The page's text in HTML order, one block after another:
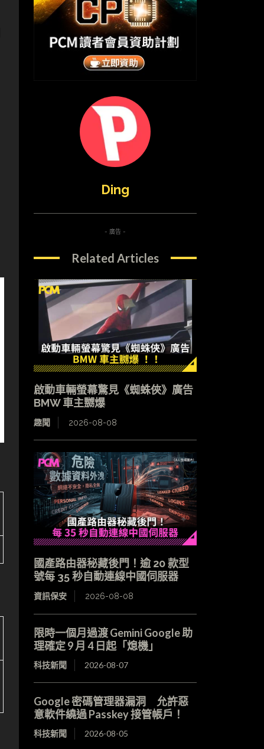
Ding
- 廣告 -
Related Articles
啟動車輛螢幕驚見《蜘蛛俠》廣告
BMW 車主嬲爆
趣聞 2026-08-08
國產路由器秘藏後門！逾 20 款型
號每 35 秒自動連線中國伺服器
資訊保安 2026-08-08
限時一個月過渡 Gemini Google 助
理確定 9 月 4 日起「熄機」
科技新聞 2026-08-07
Google 密碼管理器漏洞 允許惡
意軟件繞過 Passkey 接管帳戶！
科技新聞 2026-08-05